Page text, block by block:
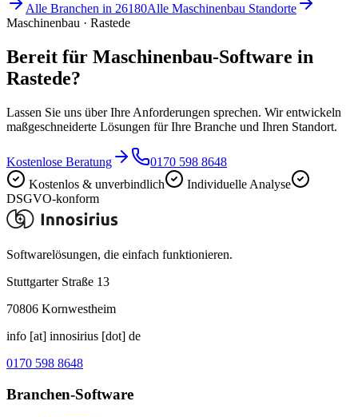
Alle Branchen in 26180Alle Maschinenbau Standorte
Maschinenbau · Rastede
Bereit für Maschinenbau-Software in
Rastede?
Lassen Sie uns über Ihre Anforderungen sprechen. Wir entwickeln
maßgeschneiderte Lösungen für Ihre Branche und Ihren Standort.
Kostenlose Beratung
0170 598 8648
Kostenlos & unverbindlich
Individuelle Analyse
DSGVO-konform
Softwarelösungen, die einfach funktionieren.
Stuttgarter Straße 13
70806 Kornwestheim
info [at] innosirius [dot] de
0170 598 8648
Branchen-Software